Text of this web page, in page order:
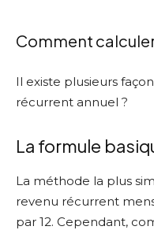
Comment calculer
Il existe plusieurs
récurrent annuel ?
La formule
La méthode la plus
revenu récurrent
par 12. Cependant,